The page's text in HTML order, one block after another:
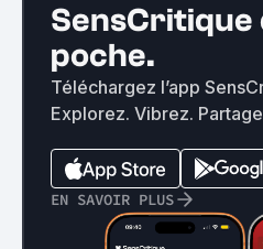
SensCritique
poche.
Téléchargez l’app
Explorez. Vibrez.
EN SAVOIR PLUS